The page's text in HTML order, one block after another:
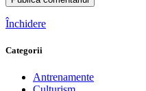
Închidere
Categorii
Antrenamente